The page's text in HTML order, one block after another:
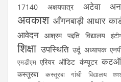
17140 अक्षयपात्र अटेवा
अवकाश आँगनबाड़ी आधार
आवेदन आश्रम पद्दति विद्यालय
शिक्षा उपस्थिति उर्दू अध्यापक
एमडीएम एरियर ऑडिट कंप्यूटर
कस्तूरबा
कस्तूरबा गांधी विद्यालय